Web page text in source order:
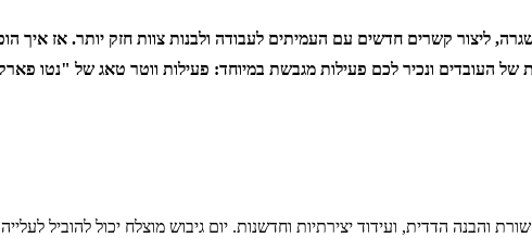
ליצור קשרים חדשים עם העמיתים לעבודה ולבנות צוות חזק יותר. אז איך
של העובדים ונכיר לכם פעילות מגבשת במיוחד: פעילות ווטר טאג של "נטו
והבנה הדדית, ועידוד יצירתיות וחדשנות. יום גיבוש מוצלח יכול להוביל